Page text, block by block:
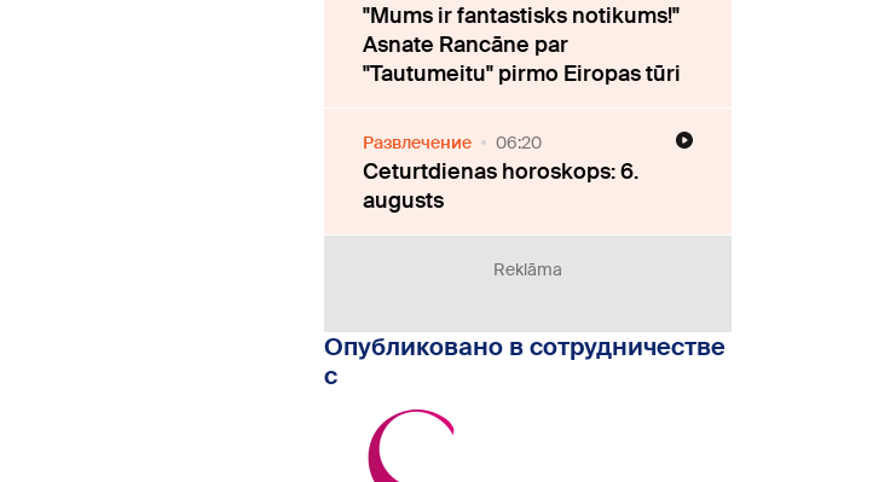
"Mums ir fantastisks notikums!"
Asnate Rancāne par
"Tautumeitu" pirmo Eiropas tūri
Развлечение 06:20
Ceturtdienas horoskops: 6.
augusts
Reklāma
Опубликовано в сотрудничестве
с